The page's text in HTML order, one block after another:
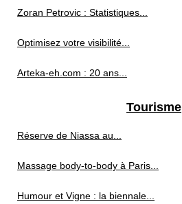
Zoran Petrovic : Statistiques...
Optimisez votre visibilité...
Arteka-eh.com : 20 ans...
Tourisme
Réserve de Niassa au...
Massage body-to-body à Paris...
Humour et Vigne : la biennale...